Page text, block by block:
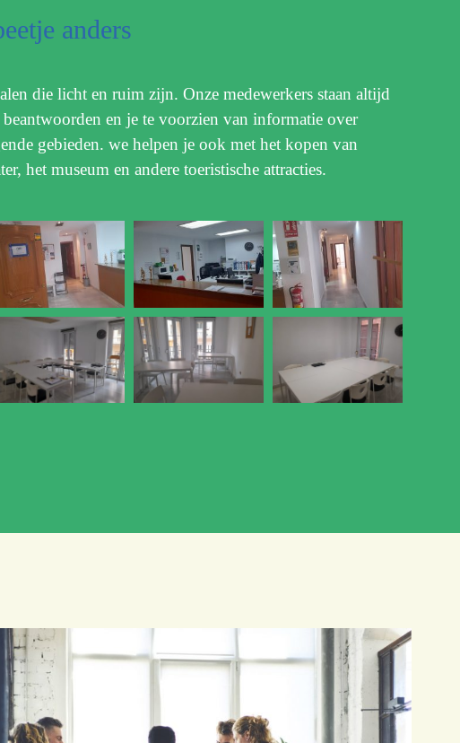
anders
die licht en ruim zijn. Onze medewerkers staan altijd
en je te voorzien van informatie over
gebieden. we helpen je ook met het kopen van
het museum en andere toeristische attracties.